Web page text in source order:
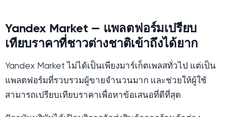
Yandex Market — แพลตฟอร์มเปรียบ
เทียบราคาที่ชาวต่างชาติเข้าถึงได้ยาก
Yandex Market ไม่ได้เป็นเพียงมาร์เก็ตเพลสทั่วไป แต่เป็น
แพลตฟอร์มที่รวบรวมผู้ขายจำนวนมาก และช่วยให้ผู้ใช้
สามารถเปรียบเทียบราคาเพื่อหาข้อเสนอที่ดีที่สุด